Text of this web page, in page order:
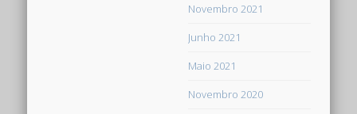
Novembro 2021
Junho 2021
Maio 2021
Novembro 2020